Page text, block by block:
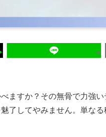
ますか？その無骨で力強
了してやみません。単な